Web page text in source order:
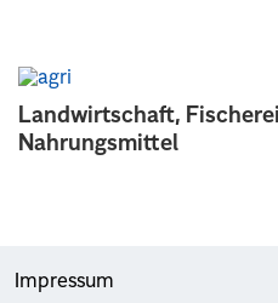
Landwirtschaft,
Nahrungsmittel
Impressum